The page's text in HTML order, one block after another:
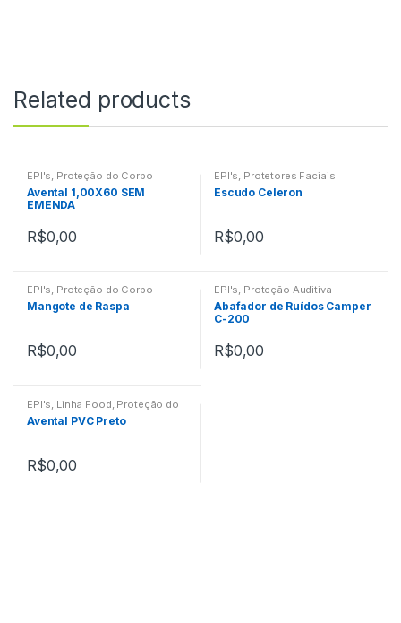
Related products
EPI's Proteção do Corpo
Avental 1,00X60 SEM
EMENDA
R$0,00
EPI's Protetores Faciais
Escudo Celeron
R$0,00
EPI's, Proteção do Corpo
Mangote de Raspa
R$0,00
EPI's, Proteção Auditiva
Abafador de Ruídos Camper
C-200
R$0,00
EPI's, Linha Food, Proteção do
Corpo
Avental PVC Preto
R$0,00